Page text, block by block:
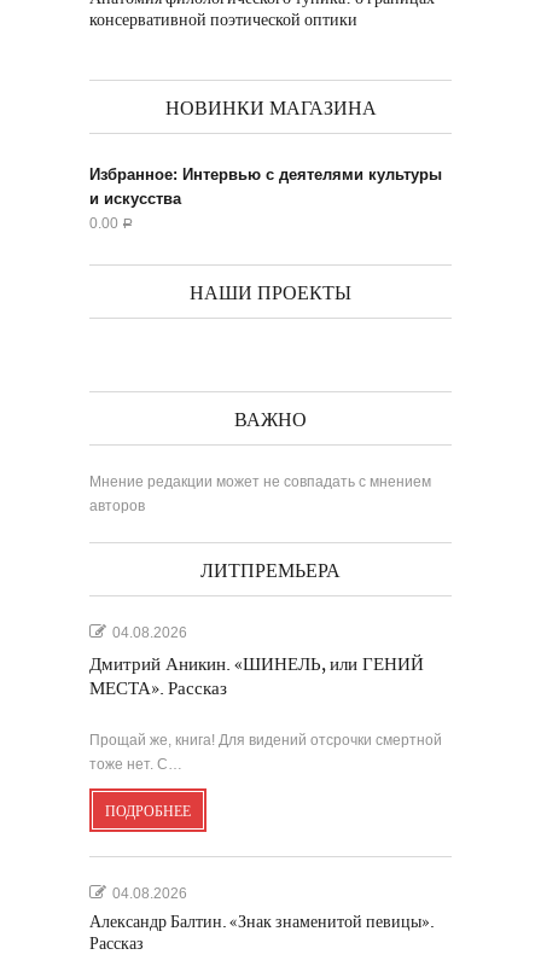
консервативной поэтической оптики
НОВИНКИ МАГАЗИНА
Избранное: Интервью с деятелями культуры
и искусства
0.00 Р
НАШИ ПРОЕКТЫ
ВАЖНО
Мнение редакции может не совпадать с мнением
авторов
ЛИТПРЕМЬЕРА
04.08.2026
Дмитрий Аникин. «ШИНЕЛЬ, или ГЕНИЙ
МЕСТА». Рассказ
Прощай же, книга! Для видений отсрочки смертной
тоже нет. С…
ПОДРОБНЕЕ
04.08.2026
Александр Балтин. «Знак знаменитой певицы».
Рассказ